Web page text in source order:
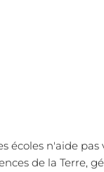
écoles n'aide pas
de la Terre,